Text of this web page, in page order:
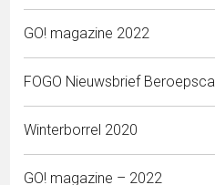
GO! magazine 2022
FOGO Nieuwsbrief
Winterborrel 2020
GO! magazine – 2022